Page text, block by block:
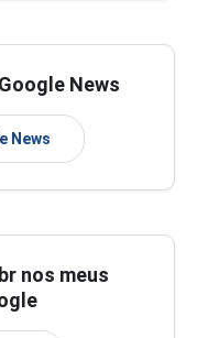
News
News
nos meus